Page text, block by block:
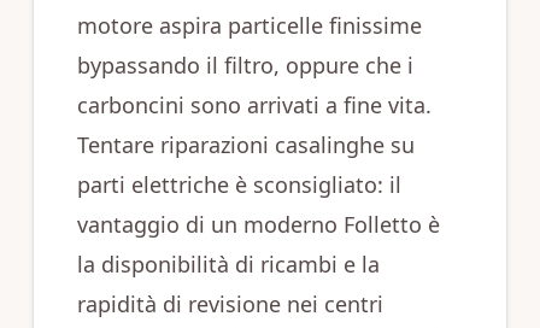
motore aspira particelle finissime
bypassando il filtro, oppure che i
carboncini sono arrivati a fine vita.
Tentare riparazioni casalinghe su
parti elettriche è sconsigliato: il
vantaggio di un moderno Folletto è
la disponibilità di ricambi e la
rapidità di revisione nei centri